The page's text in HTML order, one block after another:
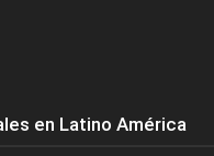
en Latino América